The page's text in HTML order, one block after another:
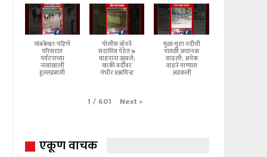
त्र्यंबकेश्वर-पहिणे
परिसरात
पर्यटनाच्या
नावाखाली
हुल्लडबाजी
पोलीस व्हॅनने
सदाशिव पेठेत ७
वाहनांना उडवले;
खाकी वर्दीवर
गंभीर प्रश्नचिन्ह
मुळा-मुठा नदीची
पातळी अचानक
वाढली; अनेक
वाहने पाण्यात
अडकली
1 / 601 Next»
एकूण वाचक